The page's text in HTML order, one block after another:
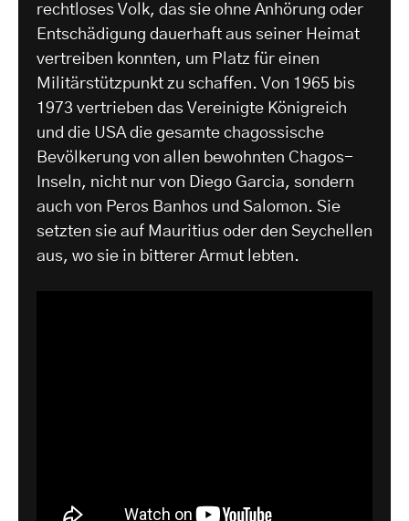
rechtloses Volk, das sie ohne Anhörung oder
Entschädigung dauerhaft aus seiner Heimat
vertreiben konnten, um Platz für einen
Militärstützpunkt zu schaffen. Von 1965 bis
1973 vertrieben das Vereinigte Königreich
und die USA die gesamte chagossische
Bevölkerung von allen bewohnten Chagos-
Inseln, nicht nur von Diego Garcia, sondern
auch von Peros Banhos und Salomon. Sie
setzten sie auf Mauritius oder den Seychellen
aus, wo sie in bitterer Armut lebten.